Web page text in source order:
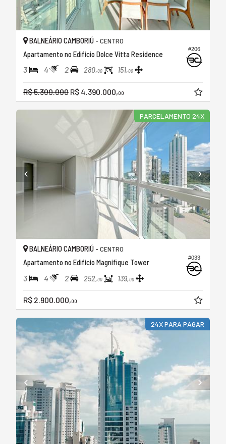
#206
BALNEÁRIO CAMBORIÚ - CENTRO
Apartamento no Edifício Dolce Vitta Residence
3 4 2 280,00 151,00
R$ 5.300.000 R$ 4.390.000,00
PARCELAMENTO 24X
#033
BALNEÁRIO CAMBORIÚ - CENTRO
Apartamento no Edifício Magnifique Tower
3 4 2 252,00 139,00
R$ 2.900.000,00
24X PARA PAGAR